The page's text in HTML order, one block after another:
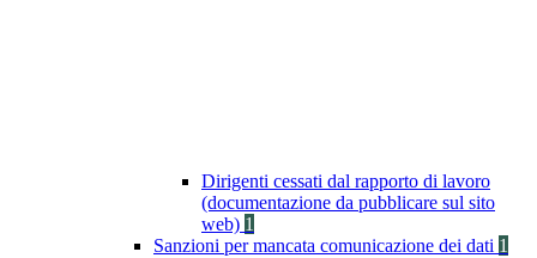
Dirigenti cessati dal rapporto di lavoro
(documentazione da pubblicare sul sito
web) 1
Sanzioni per mancata comunicazione dei dati 1